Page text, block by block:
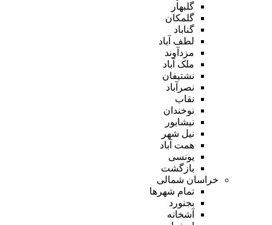
گلبهار
گلمکان
گناباد
لطف آباد
مزدآوند
ملک آباد
نشتیفان
نصرآباد
نقاب
نوخندان
نیشابور
نیل شهر
همت آباد
یونسی
بازگشت
خراسان شمالی
تمام شهر‌ها
بجنورد
آشخانه